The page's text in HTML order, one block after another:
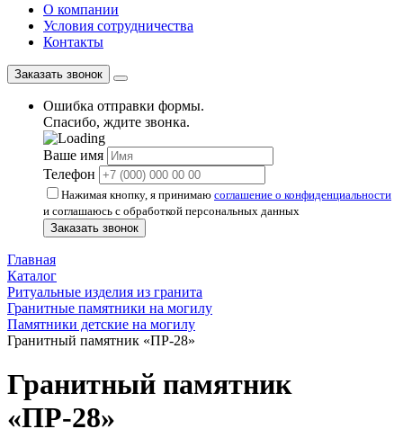
О компании
Условия сотрудничества
Контакты
Заказать звонок
Ошибка отправки формы.
Спасибо, ждите звонка.
Ваше имя
Телефон
Нажимая кнопку, я принимаю соглашение о конфиденциальности
и соглашаюсь с обработкой персональных данных
Заказать звонок
Главная
Каталог
Ритуальные изделия из гранита
Гранитные памятники на могилу
Памятники детские на могилу
Гранитный памятник «ПР-28»
Гранитный памятник
«ПР-28»